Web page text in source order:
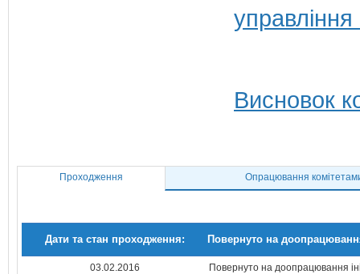
Висновок
Проходження Опрацювання
Дати та стан проходження: Повернуто на
03.02.2016
Повернуто на доопрацювання